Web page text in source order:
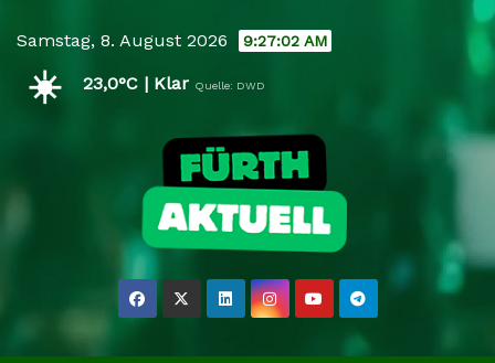
content
Samstag, 8. August 2026 9:27:03 AM
☀️ 23,0°C | Klar Quelle: DWD